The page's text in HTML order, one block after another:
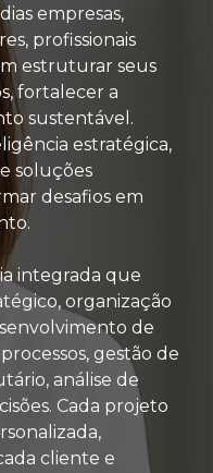
empresas,
profissionais
estruturar seus
fortalecer a
sustentável.
estratégica,
soluções
desafios em
integrada que
organização
de
gestão de
análise de
Cada projeto
cliente e